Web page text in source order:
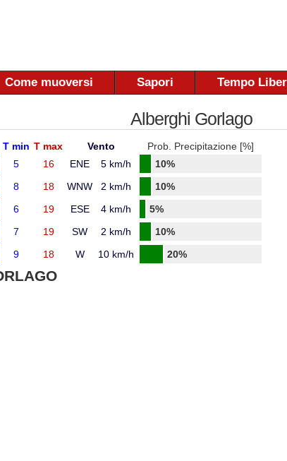
Come muoversi Sapori Tempo
Alberghi Gorlago
T min T max Vento
Prob. Precipitazione [%]
5 16 ENE 5 km/h
10%
8 18 WNW 2 km/h
10%
6 19 ESE 4 km/h
5%
7 19 SW 2 km/h
10%
9 18 W 10 km/h 20%